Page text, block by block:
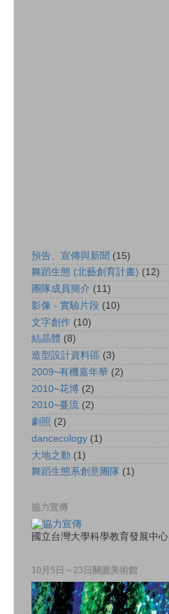
預告、宣傳與新聞 (15)
舞蹈生態 (北藝創育計畫) (12)
團隊成員簡介 (11)
影像 - 實驗片段 (10)
文字創作 (10)
結晶體 (8)
造型設計資料區 (3)
2009~有機嘉年華 (2)
2010~花博 (2)
2010~蔓流 (2)
劇照 (2)
dancecology (1)
大地之動 (1)
舞蹈生態系創意團隊 (1)
協力宣傳
國立台灣大學科學教育發展中心
10月5日～23日關渡美術館